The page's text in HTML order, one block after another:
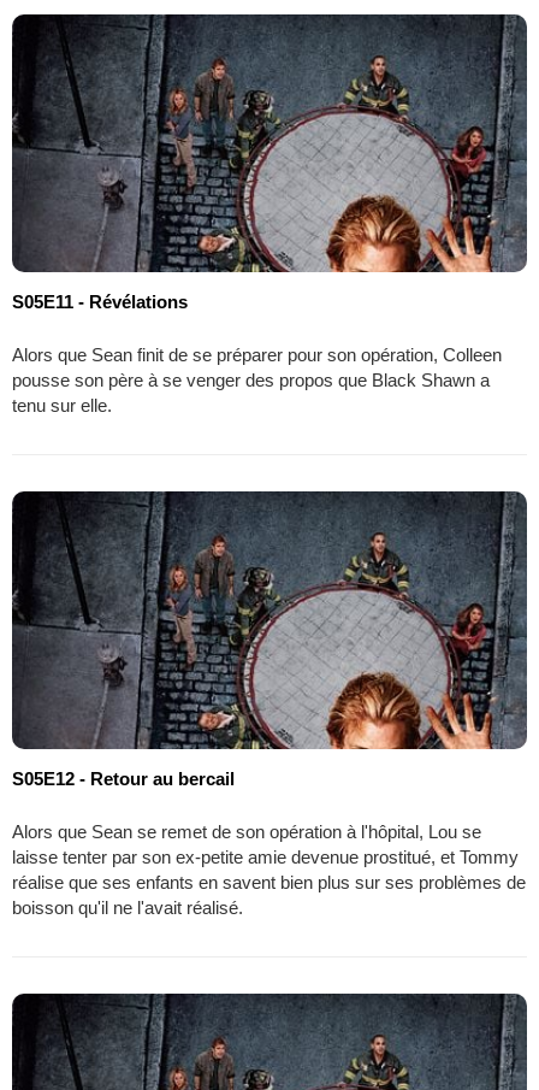
S05E11 - Révélations
Alors que Sean finit de se préparer pour son opération, Colleen
pousse son père à se venger des propos que Black Shawn a
tenu sur elle.
S05E12 - Retour au bercail
Alors que Sean se remet de son opération à l'hôpital, Lou se
laisse tenter par son ex-petite amie devenue prostitué, et Tommy
réalise que ses enfants en savent bien plus sur ses problèmes de
boisson qu'il ne l'avait réalisé.